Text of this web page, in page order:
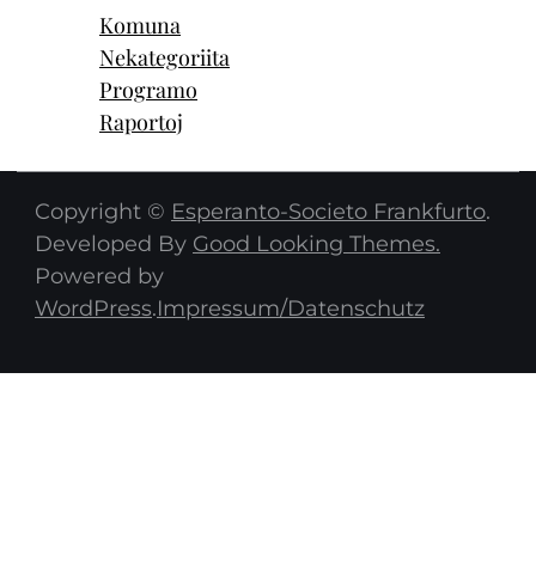
Komuna
Nekategoriita
Programo
Raportoj
Copyright © Esperanto-Societo Frankfurto.
Developed By Good Looking Themes.
Powered by
WordPress.Impressum/Datenschutz